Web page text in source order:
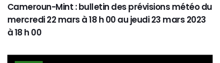
Cameroun-Mint : bulletin des prévisions météo du
mercredi 22 mars à 18 h 00 au jeudi 23 mars 2023
à 18 h 00